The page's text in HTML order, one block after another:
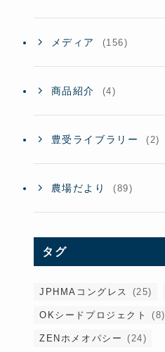
メディア (156)
商品紹介 (4)
豊受ライブラリー (2)
農場だより (89)
タグ
JPHMAコングレス (25)
OKシードプロジェクト (8)
ZENホメオパシー (24)